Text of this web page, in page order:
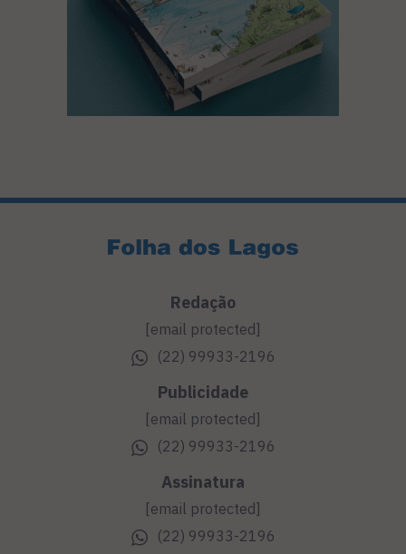
Redação
[email protected]
(22) 99933-2196
Publicidade
[email protected]
(22) 99933-2196
Assinatura
[email protected]
(22) 99933-2196